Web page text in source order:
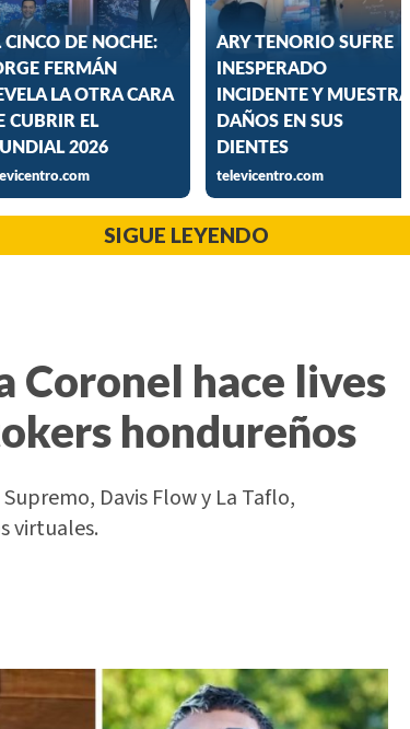
SIGUE LEYENDO
Coronel hace lives
hondureños
Davis Flow y La Taflo,
virtuales.